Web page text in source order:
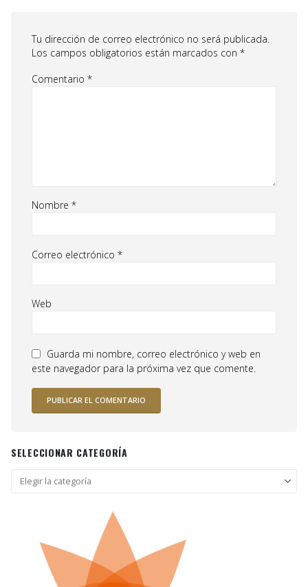
Tu dirección de correo electrónico no será publicada.
Los campos obligatorios están marcados con *
Comentario *
Nombre *
Correo electrónico *
Web
Guarda mi nombre, correo electrónico y web en
este navegador para la próxima vez que comente.
SELECCIONAR CATEGORÍA
Seleccionar
categoría